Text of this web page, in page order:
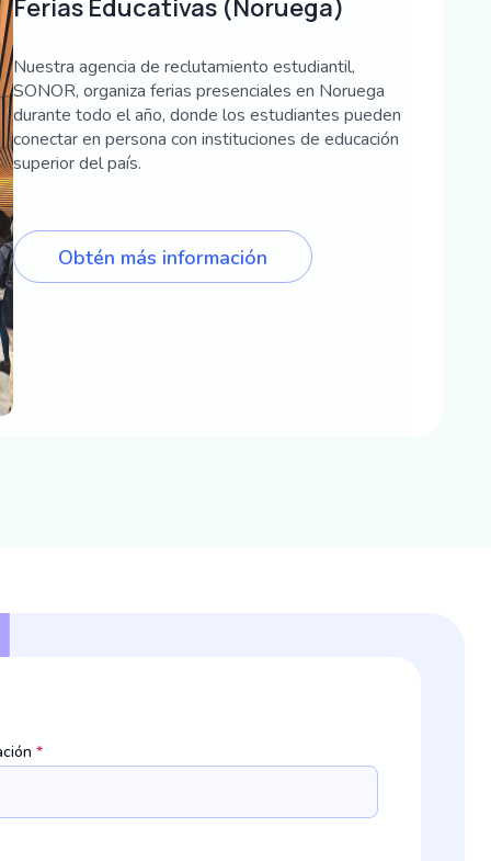
Ferias Educativas (Noruega)
Nuestra agencia de reclutamiento estudiantil,
SONOR, organiza ferias presenciales en Noruega
durante todo el año, donde los estudiantes pueden
conectar en persona con instituciones de educación
superior del país.
Obtén más información
*